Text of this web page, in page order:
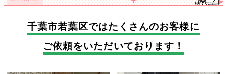
千葉市若葉区ではたくさんのお客様に
ご依頼をいただいております！